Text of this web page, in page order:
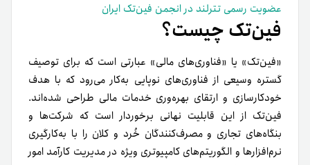
عضویت رسمی تترلند در انجمن فین‌تک ایران
فین‌تک چیست؟
«فین‌تک» یا «فناوری‌های مالی» عبارتی است که برای توصیف
گستره وسیعی از فناور‌ی‌های نوپایی به‌کار می‌رود که با هدف
خودکارسازی و ارتقای بهره‌وری خدمات مالی طراحی شده‌اند.
فین‌تک از این قابلیت نهانی برخوردار است که شرکت‌ها و
بنگاه‌های تجاری و مصرف‌کنندگان خُرد و کلان را با به‌کارگیری
نرم‌افزارها و الگوریتم‌های کامپیوتری ویژه در مدیریت کارآمد امور